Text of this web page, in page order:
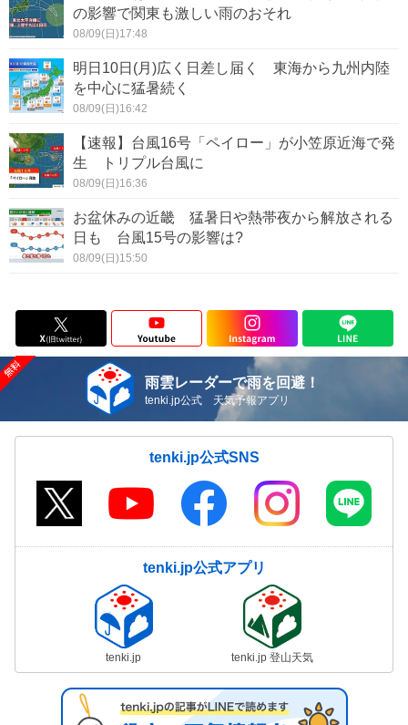
の影響で関東も激しい雨のおそれ
08/09(日)17:48
明日10日(月)広く日差し届く 東海から九州内陸
を中心に猛暑続く
08/09(日)16:42
【速報】台風16号「ペイロー」が小笠原近海で発
生 トリプル台風に
08/09(日)16:36
お盆休みの近畿 猛暑日や熱帯夜から解放される
日も 台風15号の影響は?
08/09(日)15:50
雨雲レーダーで雨を回避！
tenki.jp公式 天気予報アプリ
tenki.jp公式SNS
tenki.jp公式アプリ
tenki.jp tenki.jp 登山天気